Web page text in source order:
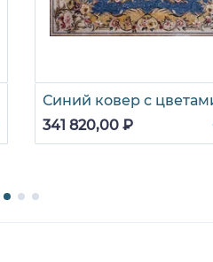
Синий ковер с
341 820,00 ₽